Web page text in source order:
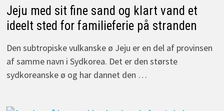
Jeju med sit fine sand og klart vand et
ideelt sted for familieferie på stranden
Den subtropiske vulkanske ø Jeju er en del af provinsen
af samme navn i Sydkorea. Det er den største
sydkoreanske ø og har dannet den …